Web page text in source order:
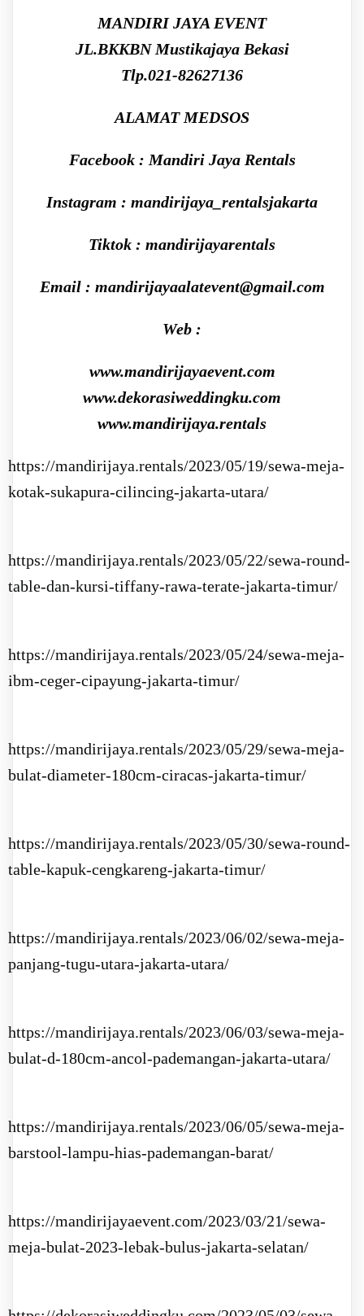
MANDIRI JAYA EVENT
JL.BKKBN Mustikajaya Bekasi
Tlp.021-82627136
ALAMAT MEDSOS
Facebook : Mandiri Jaya Rentals
Instagram : mandirijaya_rentalsjakarta
Tiktok : mandirijayarentals
Email : mandirijayaalatevent@gmail.com
Web :
www.mandirijayaevent.com
www.dekorasiweddingku.com
www.mandirijaya.rentals
https://mandirijaya.rentals/2023/05/19/sewa-meja-
kotak-sukapura-cilincing-jakarta-utara/
https://mandirijaya.rentals/2023/05/22/sewa-round-
table-dan-kursi-tiffany-rawa-terate-jakarta-timur/
https://mandirijaya.rentals/2023/05/24/sewa-meja-
ibm-ceger-cipayung-jakarta-timur/
https://mandirijaya.rentals/2023/05/29/sewa-meja-
bulat-diameter-180cm-ciracas-jakarta-timur/
https://mandirijaya.rentals/2023/05/30/sewa-round-
table-kapuk-cengkareng-jakarta-timur/
https://mandirijaya.rentals/2023/06/02/sewa-meja-
panjang-tugu-utara-jakarta-utara/
https://mandirijaya.rentals/2023/06/03/sewa-meja-
bulat-d-180cm-ancol-pademangan-jakarta-utara/
https://mandirijaya.rentals/2023/06/05/sewa-meja-
barstool-lampu-hias-pademangan-barat/
https://mandirijayaevent.com/2023/03/21/sewa-
meja-bulat-2023-lebak-bulus-jakarta-selatan/